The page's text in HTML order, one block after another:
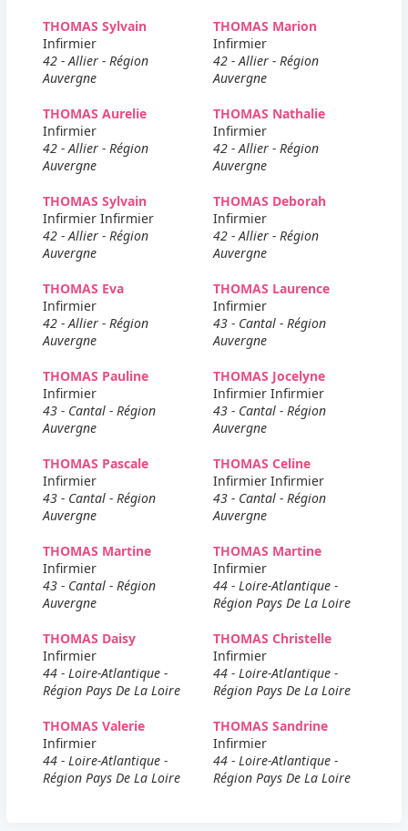
THOMAS Sylvain
Infirmier
42 - Allier - Région
Auvergne
THOMAS Marion
Infirmier
42 - Allier - Région
Auvergne
THOMAS Aurelie
Infirmier
42 - Allier - Région
Auvergne
THOMAS Nathalie
Infirmier
42 - Allier - Région
Auvergne
THOMAS Sylvain
Infirmier Infirmier
42 - Allier - Région
Auvergne
THOMAS Deborah
Infirmier
42 - Allier - Région
Auvergne
THOMAS Eva
Infirmier
42 - Allier - Région
Auvergne
THOMAS Laurence
Infirmier
43 - Cantal - Région
Auvergne
THOMAS Pauline
Infirmier
43 - Cantal - Région
Auvergne
THOMAS Jocelyne
Infirmier Infirmier
43 - Cantal - Région
Auvergne
THOMAS Pascale
Infirmier
43 - Cantal - Région
Auvergne
THOMAS Celine
Infirmier Infirmier
43 - Cantal - Région
Auvergne
THOMAS Martine
Infirmier
43 - Cantal - Région
Auvergne
THOMAS Martine
Infirmier
44 - Loire-Atlantique -
Région Pays De La Loire
THOMAS Daisy
Infirmier
44 - Loire-Atlantique -
Région Pays De La Loire
THOMAS Christelle
Infirmier
44 - Loire-Atlantique -
Région Pays De La Loire
THOMAS Valerie
Infirmier
44 - Loire-Atlantique -
Région Pays De La Loire
THOMAS Sandrine
Infirmier
44 - Loire-Atlantique -
Région Pays De La Loire